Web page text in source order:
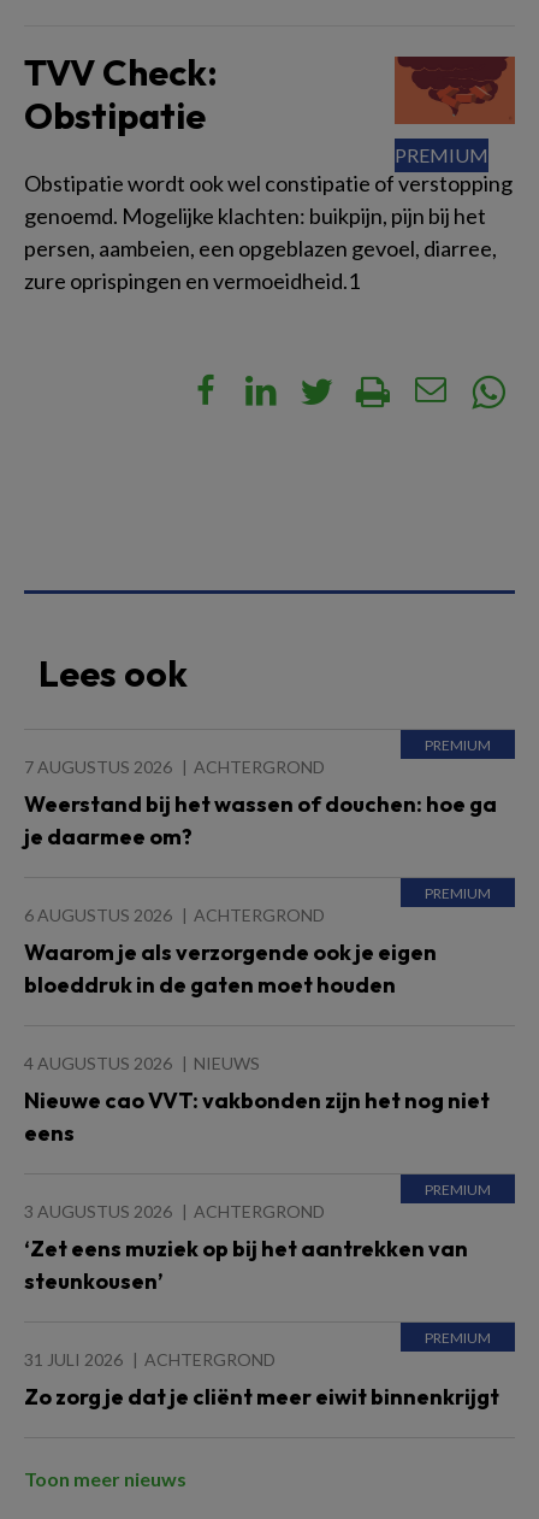
TVV Check:
Obstipatie
Obstipatie wordt ook wel constipatie of verstopping
genoemd. Mogelijke klachten: buikpijn, pijn bij het
persen, aambeien, een opgeblazen gevoel, diarree,
zure oprispingen en vermoeidheid.1
Lees ook
7 AUGUSTUS 2026 ACHTERGROND
Weerstand bij het wassen of douchen: hoe ga
je daarmee om?
6 AUGUSTUS 2026 ACHTERGROND
Waarom je als verzorgende ook je eigen
bloeddruk in de gaten moet houden
4 AUGUSTUS 2026 NIEUWS
Nieuwe cao VVT: vakbonden zijn het nog niet
eens
3 AUGUSTUS 2026 ACHTERGROND
‘Zet eens muziek op bij het aantrekken van
steunkousen’
31 JULI 2026 ACHTERGROND
Zo zorg je dat je cliënt meer eiwit binnenkrijgt
Toon meer nieuws